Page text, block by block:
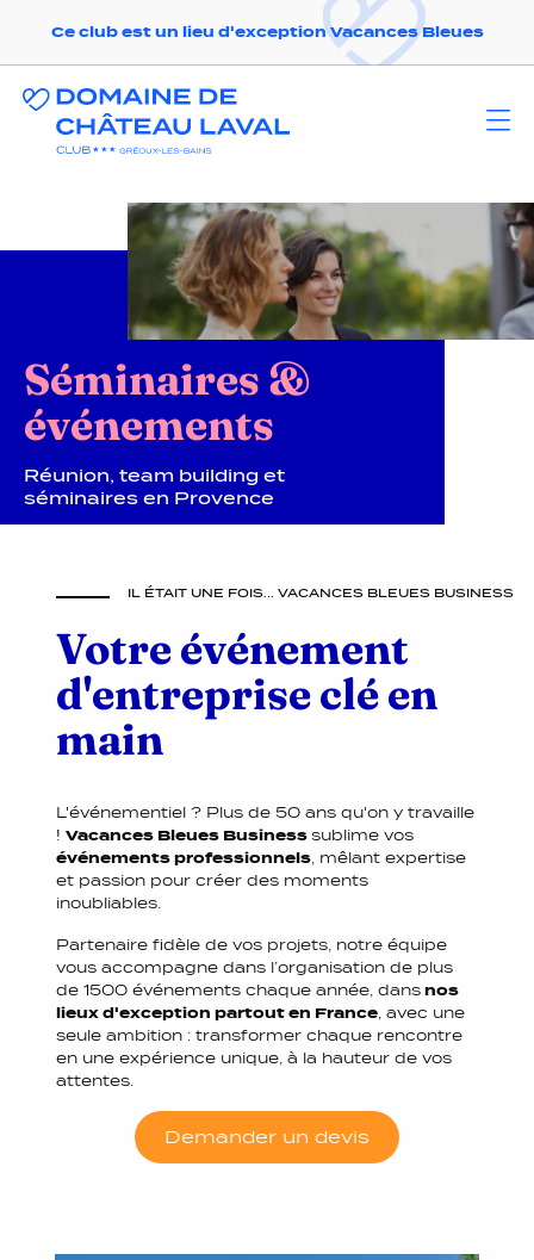
Ce club est un lieu d'exception Vacances Bleues
Séminaires &
événements
Réunion, team building et
séminaires en Provence
IL ÉTAIT UNE FOIS... VACANCES BLEUES BUSINESS
Votre événement
d'entreprise clé en
main
L'événementiel ? Plus de 50 ans qu'on y travaille
!Vacances Bleues Businesssublime vos
événements professionnels, mêlant expertise
et passion pour créer des moments
inoubliables.
Partenaire fidèle de vos projets, notre équipe
vous accompagne dans l’organisation de plus
de 1500 événements chaque année, dans nos
lieux d'exception partout en France, avec une
seule ambition : transformer chaque rencontre
en une expérience unique, à la hauteur de vos
attentes.
Demander un devis